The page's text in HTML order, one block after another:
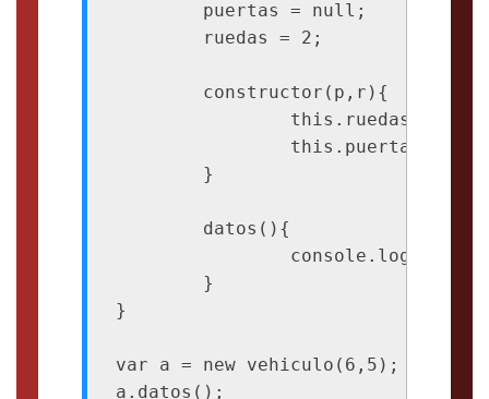
}
var a = new vehiculo(6,5);